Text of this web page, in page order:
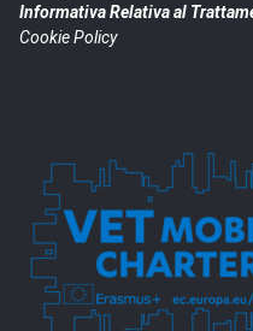
Informativa Relativa al
Cookie Policy